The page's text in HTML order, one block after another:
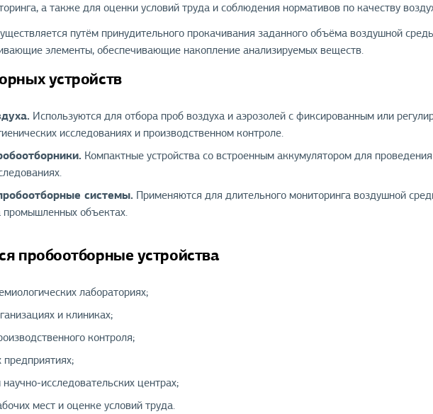
а также для оценки условий труда и соблюдения нормативов по качеству
путём принудительного прокачивания заданного объёма воздушной
элементы, обеспечивающие накопление анализируемых веществ.
устройств
Используются для отбора проб воздуха и аэрозолей с фиксированным или
исследованиях и производственном контроле.
Компактные устройства со встроенным аккумулятором для
системы. Применяются для длительного мониторинга воздушной
промышленных объектах.
пробоотборные устройства
лабораториях;
и клиниках;
контроля;
научно-исследовательских центрах;
мест и оценке условий труда.